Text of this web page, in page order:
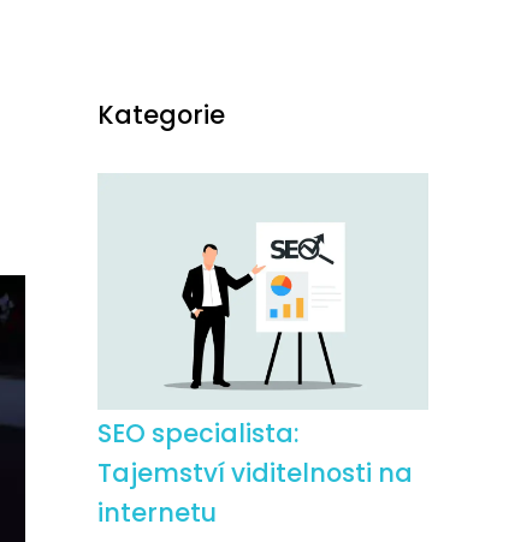
Kategorie
SEO specialista:
Tajemství viditelnosti na
internetu